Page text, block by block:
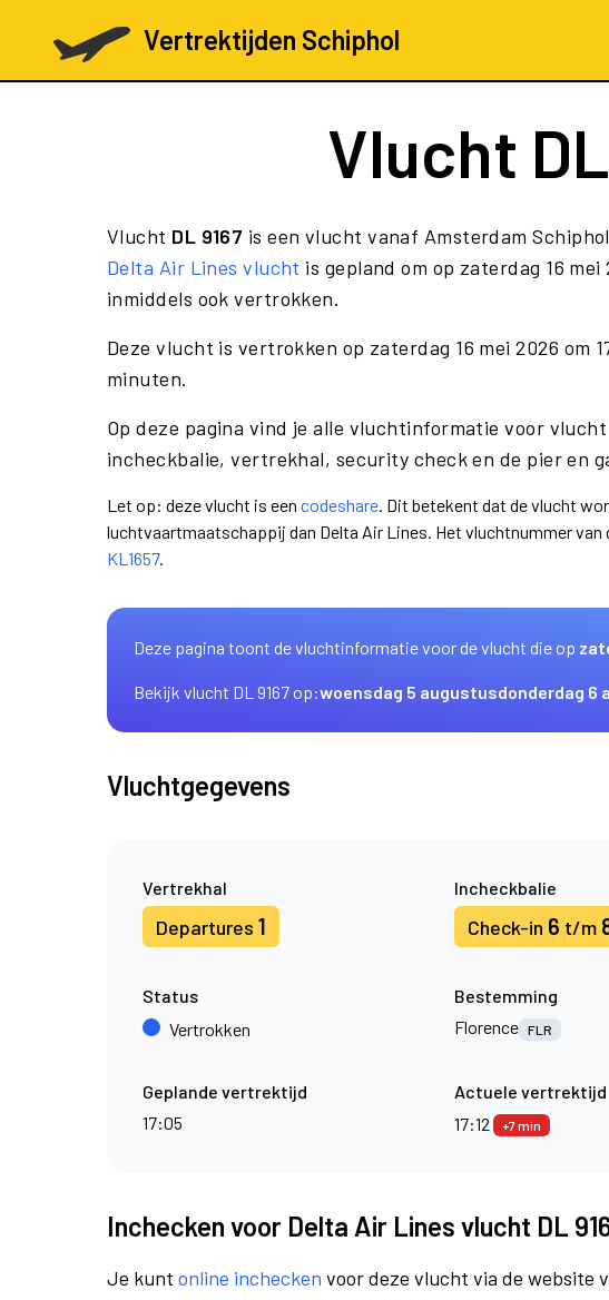
Vertrektijden Schiphol
Vlucht
Vlucht DL 9167 is een vlucht vanaf Amsterdam
Delta Air Lines vlucht is gepland om op zaterdag 16
inmiddels ook vertrokken.
Deze vlucht is vertrokken op zaterdag 16 mei 2026 om
minuten.
Op deze pagina vind je alle vluchtinformatie voor
incheckbalie, vertrekhal, security check en de pier en
Let op: deze vlucht is een codeshare. Dit betekent dat de vlucht
luchtvaartmaatschappij dan Delta Air Lines. Het vluchtnummer
KL1657.
Deze pagina toont de vluchtinformatie voor de vlucht die op
Bekijk vlucht DL 9167 op:woensdag 5 augustusdonderdag 6
Vluchtgegevens
Vertrekhal
Departures 1
Incheckbalie
Check-in 6 t/m
Status
Vertrokken
Bestemming
Florence FLR
Geplande vertrektijd
17:05
Actuele vertrektijd
17:12
+7 min
Inchecken voor Delta Air Lines vlucht DL
Je kunt online inchecken voor deze vlucht via de website